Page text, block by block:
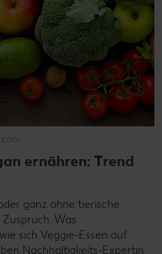
ernähren: Trend
ganz ohne tierische
Was
sich Veggie-Essen auf
Nachhaltigkeits-Expertin